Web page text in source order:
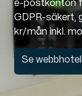
Domäner
e-postkonton
GDPR-säkert,
kr/mån inkl.
Se